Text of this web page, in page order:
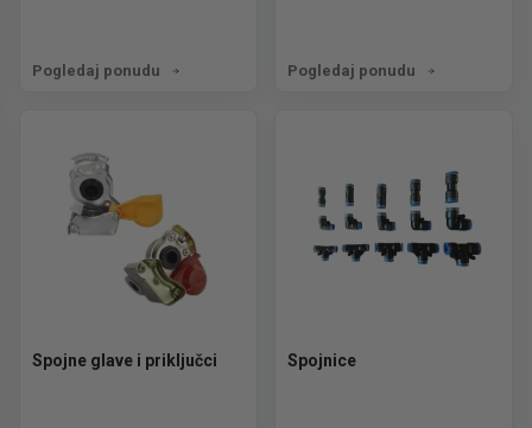
Pogledaj ponudu Pogledaj ponudu
Spojne glave i priključci Spojnice